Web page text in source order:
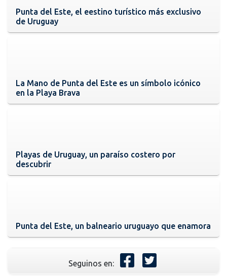
Punta del Este, el eestino turístico más exclusivo
de Uruguay
La Mano de Punta del Este es un símbolo icónico
en la Playa Brava
Playas de Uruguay, un paraíso costero por
descubrir
Punta del Este, un balneario uruguayo que enamora
Seguinos en: